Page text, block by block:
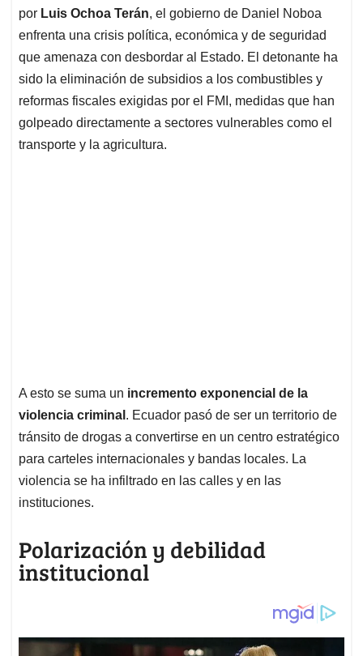
por Luis Ochoa Terán, el gobierno de Daniel Noboa
enfrenta una crisis política, económica y de seguridad
que amenaza con desbordar al Estado. El detonante ha
sido la eliminación de subsidios a los combustibles y
reformas fiscales exigidas por el FMI, medidas que han
golpeado directamente a sectores vulnerables como el
transporte y la agricultura.
A esto se suma un incremento exponencial de la
violencia criminal . Ecuador pasó de ser un territorio de
tránsito de drogas a convertirse en un centro estratégico
para carteles internacionales y bandas locales. La
violencia se ha infiltrado en las calles y en las
instituciones.
Polarización y debilidad
institucional